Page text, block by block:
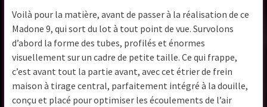
Voilà pour la matière, avant de passer à la réalisation de ce
Madone 9, qui sort du lot à tout point de vue. Survolons
d’abord la forme des tubes, profilés et énormes
visuellement sur un cadre de petite taille. Ce qui frappe,
c’est avant tout la partie avant, avec cet étrier de frein
maison à tirage central, parfaitement intégré à la douille,
conçu et placé pour optimiser les écoulements de l’air